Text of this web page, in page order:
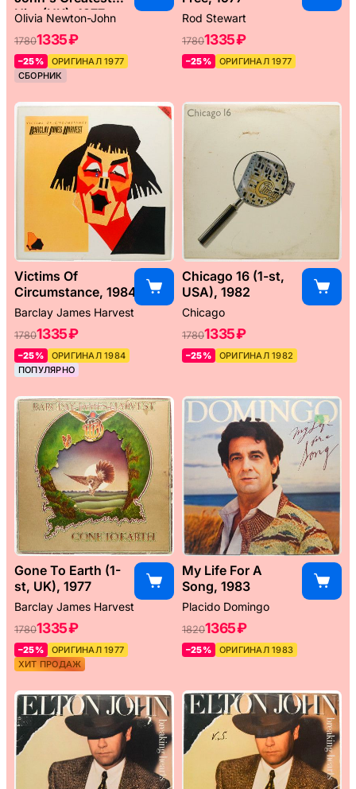
Hits (UK), 1977
Olivia Newton-John
17801335 ₽
–25%
ОРИГИНАЛ 1977
СБОРНИК
Rod Stewart
17801335 ₽
–25% ОРИГИНАЛ 1977
Victims Of
Circumstance, 1984
Barclay James Harvest
17801335 ₽
–25%
ОРИГИНАЛ 1984
ПОПУЛЯРНО
Chicago 16 (1-st,
USA), 1982
Chicago
17801335 ₽
–25% ОРИГИНАЛ 1982
Gone To Earth (1-
st, UK), 1977
Barclay James Harvest
17801335 ₽
–25%
ОРИГИНАЛ 1977
ХИТ ПРОДАЖ
My Life For A
Song, 1983
Placido Domingo
18201365 ₽
–25% ОРИГИНАЛ 1983